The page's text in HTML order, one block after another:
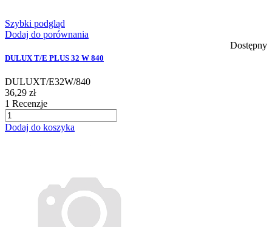
Szybki podgląd
Dodaj do porównania
Dostępny
DULUX T/E PLUS 32 W 840
DULUXT/E32W/840
36,29 zł
1 Recenzje
Dodaj do koszyka